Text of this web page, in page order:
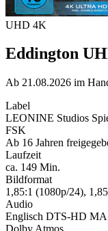
UHD 4K
Eddington
Ab 21.08.2026 im
Label
LEONINE Studios
FSK
Ab 16 Jahren
Laufzeit
ca. 149 Min.
Bildformat
1,85:1 (1080p/24),
Audio
Englisch DTS-HD